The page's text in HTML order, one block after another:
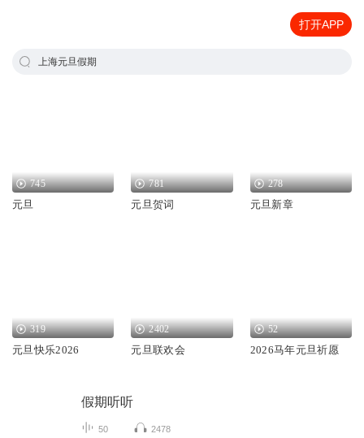
打开APP
上海元旦假期
745
元旦
781
元旦贺词
278
元旦新章
319
元旦快乐2026
2402
元旦联欢会
52
2026马年元旦祈愿
假期听听
50 2478